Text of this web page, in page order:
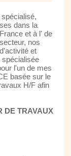
dans la
et à l' de
nos
et
l'un de mes
basée sur le
H/F afin
DE TRAVAUX